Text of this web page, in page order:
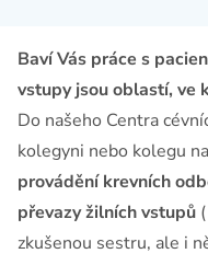
Baví Vás práce s
vstupy jsou oblastí, ve
Do našeho Centra
kolegyni nebo kolegu
provádění krevních
převazy žilních vstupů
zkušenou sestru, ale i